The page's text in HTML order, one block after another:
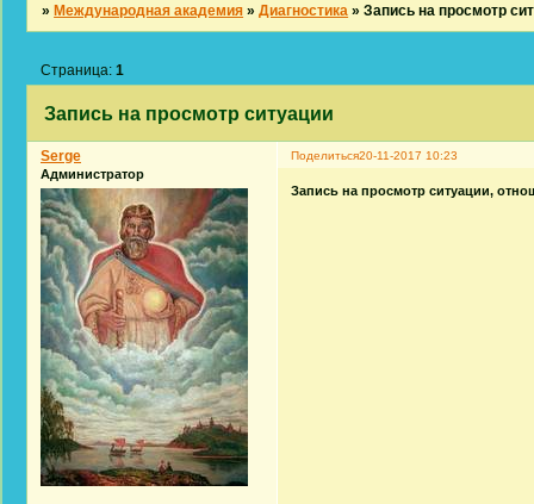
»Международная академия »Диагностика »Запись на просмотр
Запись на просмотр ситуации
Страница:1
Поделиться20-11-2017 10:23
Serge
Администратор
Запись на просмотр ситуации,